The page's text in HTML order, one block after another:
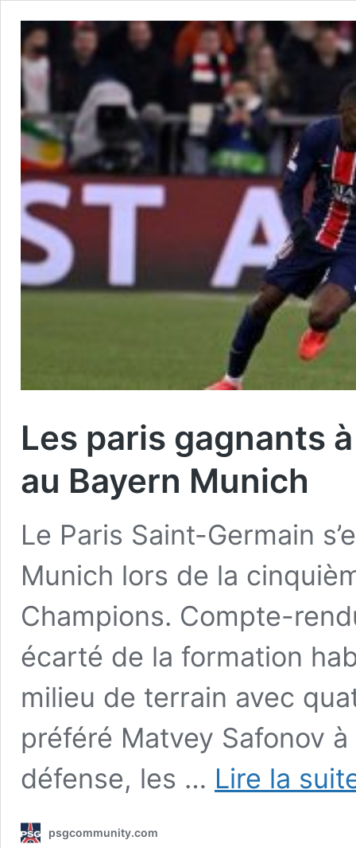
Les paris gagnants à
au Bayern Munich
Le Paris Saint-Germain
Munich lors de la
Champions. Compte-
écarté de la formation
milieu de terrain avec
préféré Matvey Safonov
défense, les … Lire la
psgcommunity.com